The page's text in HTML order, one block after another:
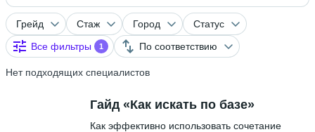
Грейд Стаж Город
Статус
Все фильтры
1 По соответствию
Нет подходящих специалистов
Гайд «Как искать по базе»
Как эффективно использовать сочетание